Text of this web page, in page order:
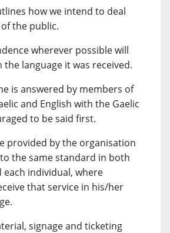
how we intend to deal
the public.
wherever possible will
the language it was received.
is answered by members of
and English with the Gaelic
to be said first.
provided by the organisation
the same standard in both
each individual, where
that service in his/her
signage and ticketing